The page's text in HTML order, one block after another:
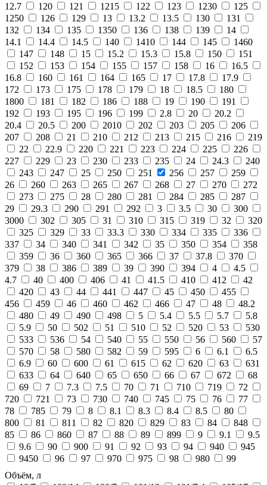
12.7
120 121 1215 122 123 1230
125
1250
126 129 13 13.2 13.5 130
131
132
134 135 1350 136 138 139
14
14.1
14.4 14.5 140 1410 144 145
1460
147
148 15 15.2 15.3 15.8 150
151
152
153 154 155 157 158 16
16.5
16.8
160 161 164 165 17 17.8
17.9
172
173 175 178 179 18 18.5
180
1800
181 182 186 188 19 190
191
192
193 195 196 199 2.8 20
20.2
20.4
20.5 200 2010 202 203 205
206
207
208 21 210 212 213 215 216
219
22
22.9 220 221 223 224 225
226
227
229 23 230 233 235 24 24.3
240
243
247 25 250 251 256 257
259
26
260 263 265 267 268 27 270
272
273
275 28 280 281 284 285
287
29
29.3 290 291 292 3 3.5 30
300
3000
302 305 31 310 315 319 32
320
325
329 33 33.3 330 334 335
336
337
34 340 341 342 35 350 354
358
359
36 360 365 366 37 37.8
370
379
38 386 389 39 390 394 4
4.5
4.7
40 400 406 41 41.5 410 412
42
420
43 44 441 447 45 450
455
456
459 46 460 462 466 47 48
48.2
480
49 490 498 5 5.4 5.5 5.7
5.8
5.9
50 502 51 510 52 520 53
530
533
536 54 540 55 550 56 560
57
570
58 580 582 59 595 6 6.1
6.5
6.9
60 600 61 615 62 620 63
631
633
64 640 65 650 66 67 672
68
69
7 7.3 7.5 70 71 710 719
72
720
721 73 730 740 745 75 76
77
78
785 79 8 8.1 8.3 8.4 8.5
80
800
81 811 82 820 829 83 84
848
85
86 860 87 88 89 899 9 9.1
9.5
9.6
90 900 91 92 93 94 940
945
9450
96 97 970 975 98 980
99
Объём, л